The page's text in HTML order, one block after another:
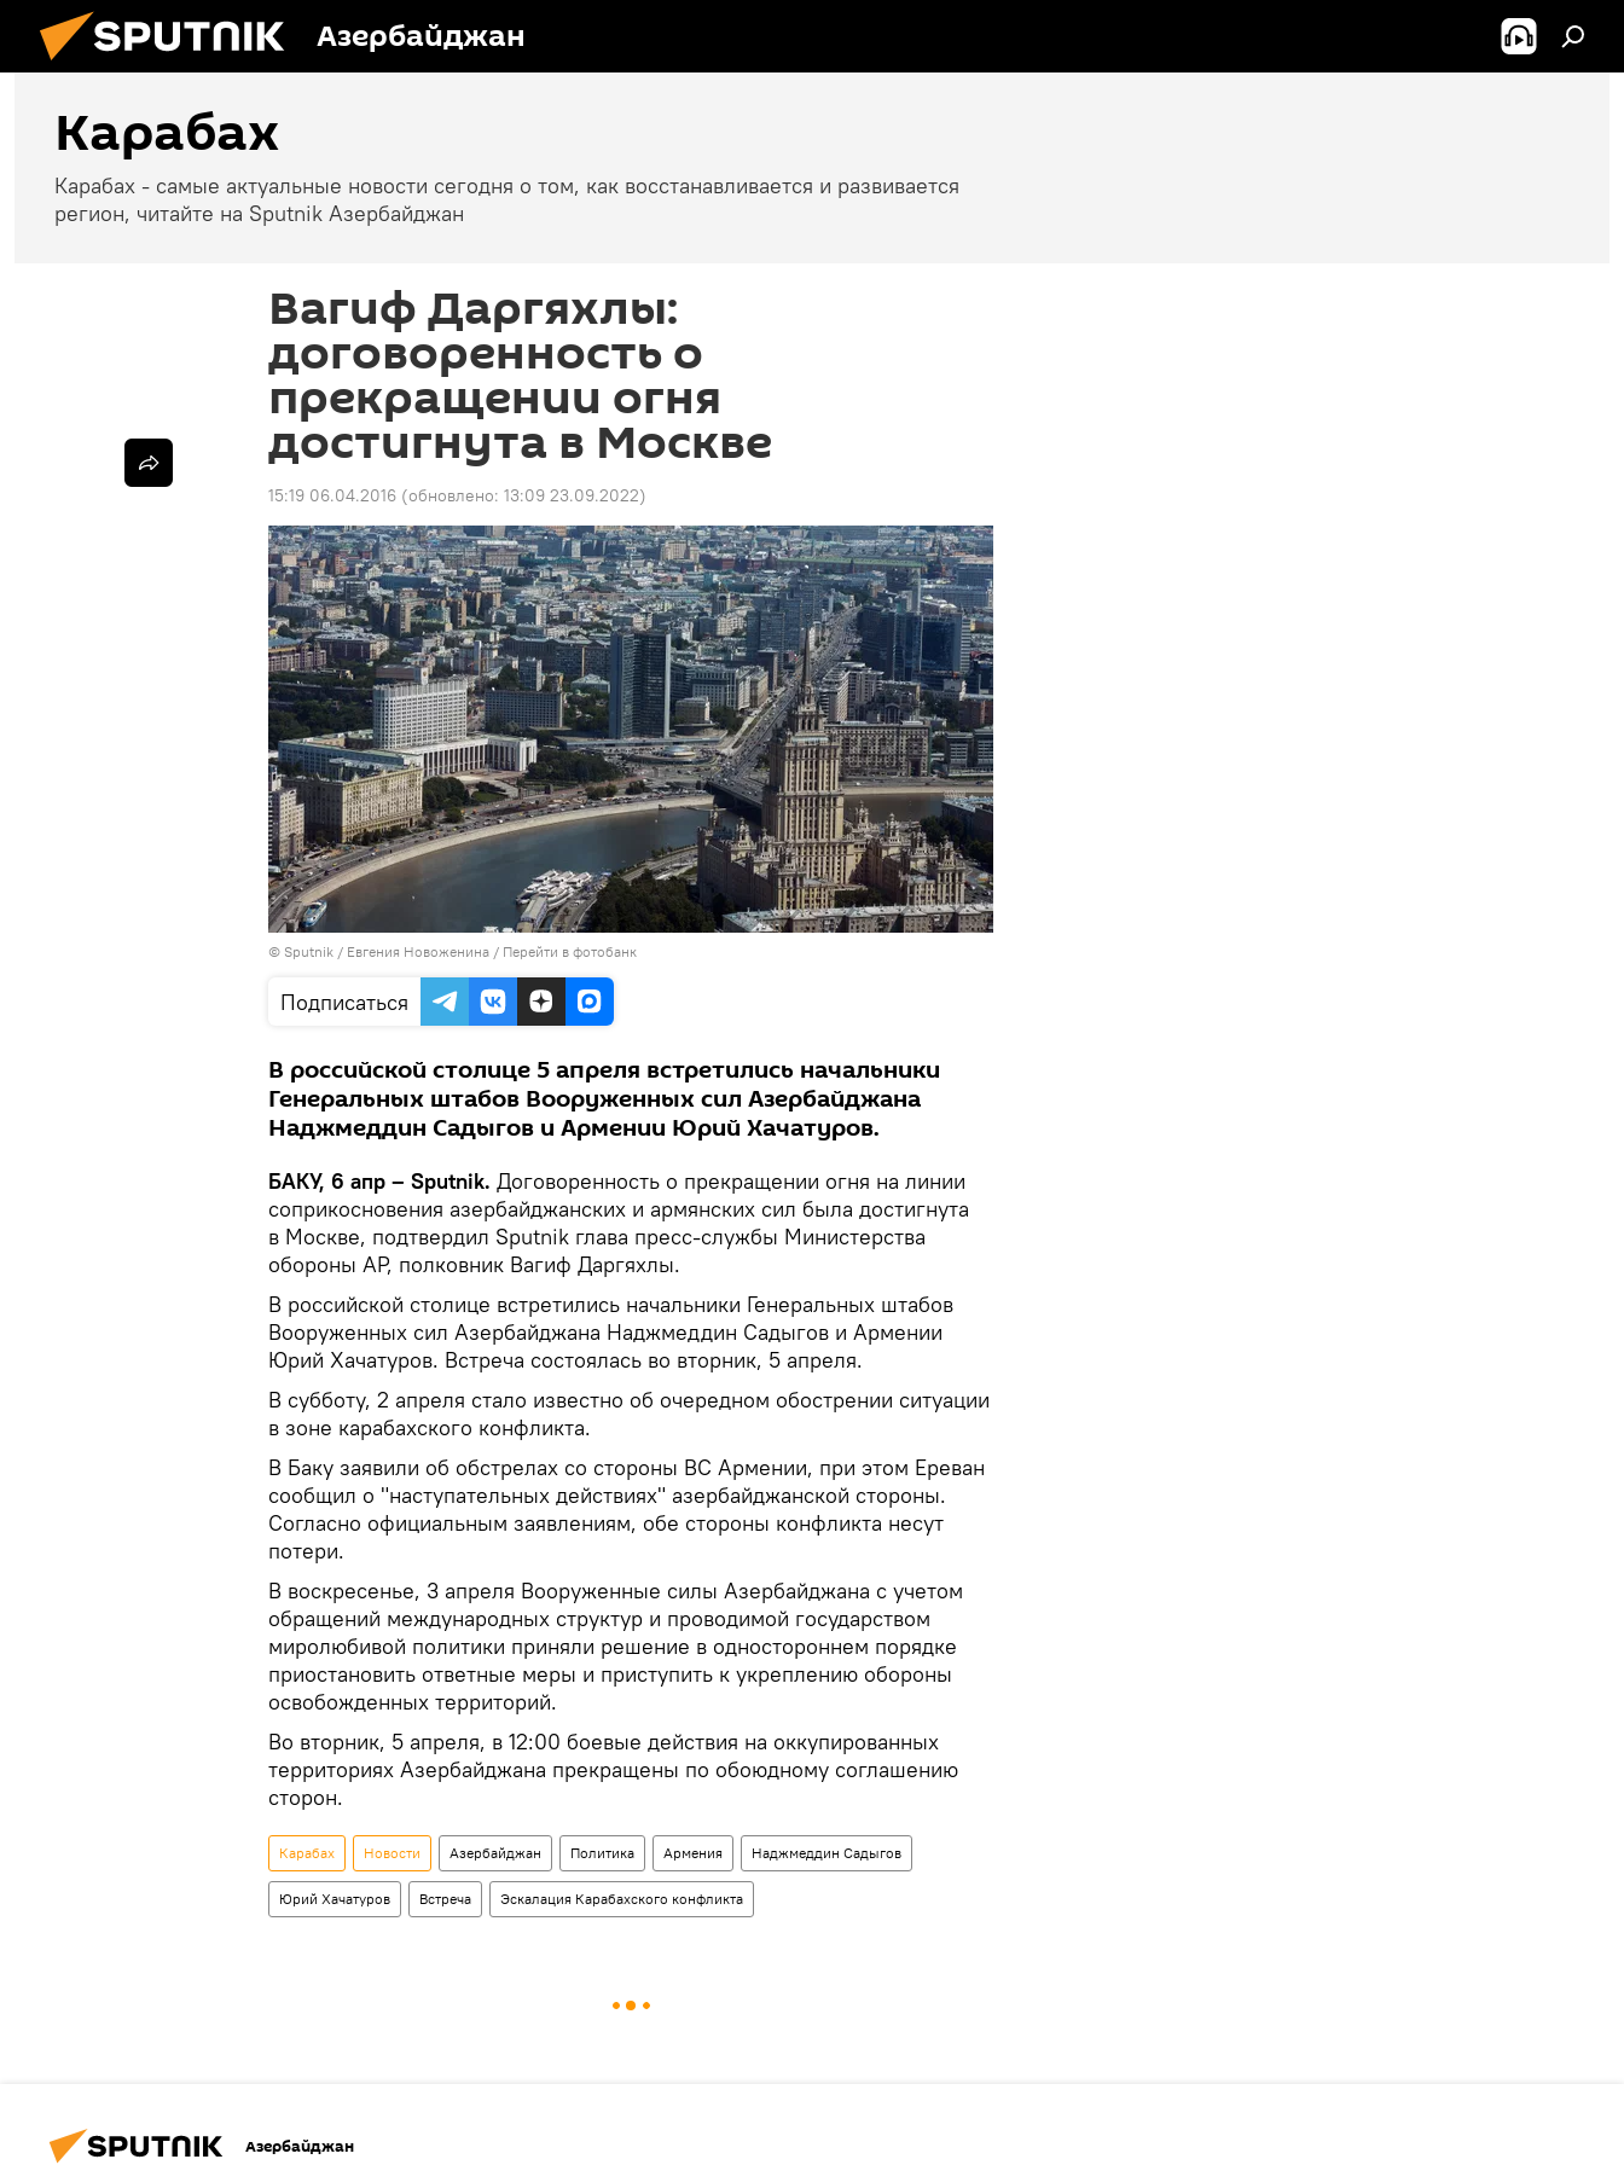
Азербайджан
Карабах
Карабах - самые актуальные новости сегодня о том, как восстанавливается и развивается
регион, читайте на Sputnik Азербайджан
Вагиф Даргяхлы:
договоренность о
прекращении огня
достигнута в Москве
15:19 06.04.2016 (обновлено: 13:09 23.09.2022)
© Sputnik / Евгения Новоженина / Перейти в фотобанк
Подписаться
В российской столице 5 апреля встретились начальники
Генеральных штабов Вооруженных сил Азербайджана
Наджмеддин Садыгов и Армении Юрий Хачатуров.
БАКУ, 6 апр – Sputnik. Договоренность о прекращении огня на линии
соприкосновения азербайджанских и армянских сил была достигнута
в Москве, подтвердил Sputnik глава пресс-службы Министерства
обороны АР, полковник Вагиф Даргяхлы.
В российской столице встретились начальники Генеральных штабов
Вооруженных сил Азербайджана Наджмеддин Садыгов и Армении
Юрий Хачатуров. Встреча состоялась во вторник, 5 апреля.
В субботу, 2 апреля стало известно об очередном обострении ситуации
в зоне карабахского конфликта.
В Баку заявили об обстрелах со стороны ВС Армении, при этом Ереван
сообщил о "наступательных действиях" азербайджанской стороны.
Согласно официальным заявлениям, обе стороны конфликта несут
потери.
В воскресенье, 3 апреля Вооруженные силы Азербайджана с учетом
обращений международных структур и проводимой государством
миролюбивой политики приняли решение в одностороннем порядке
приостановить ответные меры и приступить к укреплению обороны
освобожденных территорий.
Во вторник, 5 апреля, в 12:00 боевые действия на оккупированных
территориях Азербайджана прекращены по обоюдному соглашению
сторон.
Карабах Новости Азербайджан Политика Армения Наджмеддин Садыгов
Юрий Хачатуров Встреча Эскалация Карабахского конфликта
Азербайджан